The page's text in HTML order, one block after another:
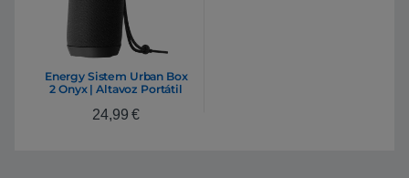
Energy Sistem Urban Box
2 Onyx | Altavoz Portátil
USB/microSD Radio FM –
24,99€